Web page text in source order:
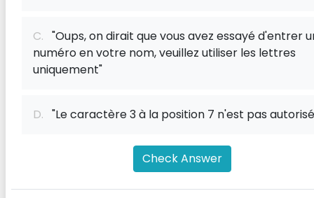
C. "Oups, on dirait que vous avez essayé d'entrer
numéro en votre nom, veuillez utiliser les lettres
uniquement"
D. "Le caractère 3 à la position 7 n'est pas
Check Answer